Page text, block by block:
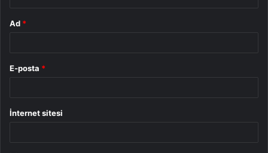
Ad *
E-posta *
İnternet sitesi